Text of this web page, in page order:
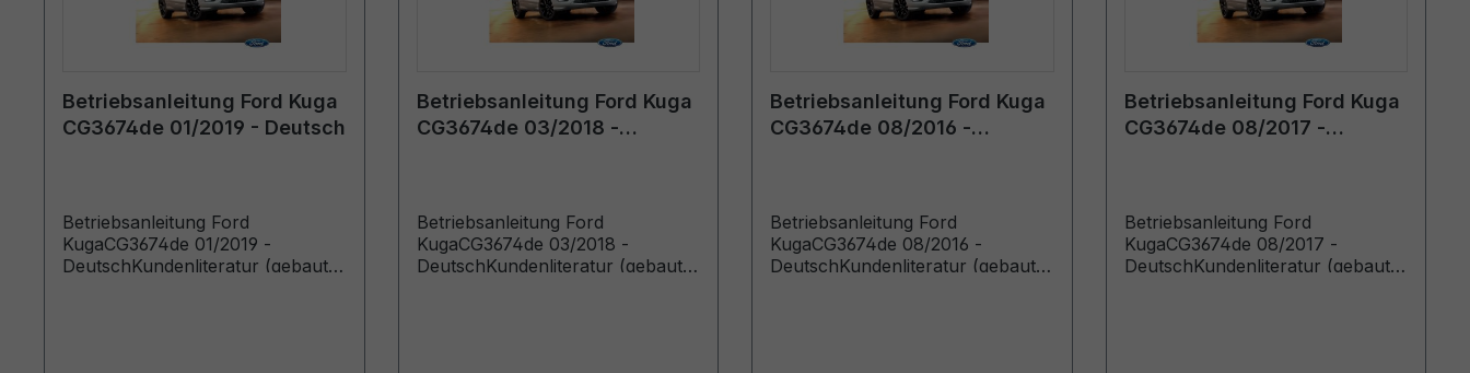
Betriebsanleitung Ford Kuga
CG3674de 01/2019 - Deutsch
Betriebsanleitung Ford
KugaCG3674de 01/2019 -
DeutschKundenliteratur (gebaut
Betriebsanleitung Ford Kuga
CG3674de 03/2018 -
Betriebsanleitung Ford
KugaCG3674de 03/2018 -
DeutschKundenliteratur (gebaut
Betriebsanleitung Ford Kuga
CG3674de 08/2016 -
Betriebsanleitung Ford
KugaCG3674de 08/2016 -
DeutschKundenliteratur (gebaut
Betriebsanleitung Ford Kuga
CG3674de 08/2017 -
Betriebsanleitung Ford
KugaCG3674de 08/2017 -
DeutschKundenliteratur (gebaut